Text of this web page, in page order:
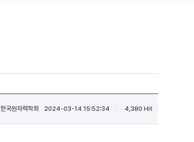
한국원자력학회| 2024-03-14 15:52:34 4,380 Hit